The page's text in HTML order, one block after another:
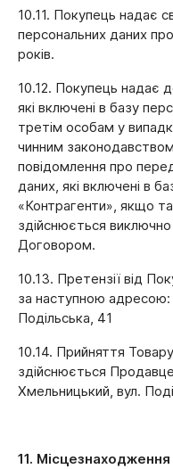
10.11. Покупець надає
персональних даних
років.
10.12. Покупець надає
які включені в базу
третім особам у
чинним
повідомлення про
даних, які включені в
«Контрагенти», якщо
здійснюється
Договором.
10.13. Претензії від
за наступною
Подільська, 41
10.14. Прийняття
здійснюється
Хмельницький, вул.
11.